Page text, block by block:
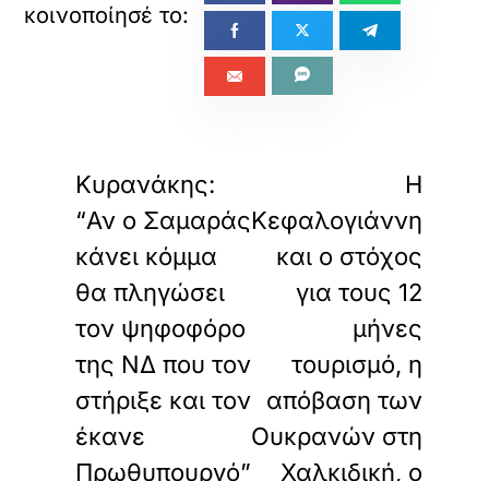
Κυρανάκης:
“Αν ο Σαμαράς
κάνει κόμμα
θα πληγώσει
τον ψηφοφόρο
της ΝΔ που τον
στήριξε και τον
έκανε
Πρωθυπουργό”
Η
Κεφαλογιάννη
και ο στόχος
για τους 12
μήνες
τουρισμό, η
απόβαση των
Ουκρανών στη
Χαλκιδική, ο